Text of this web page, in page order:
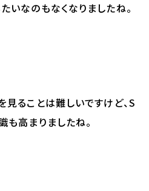
いなのもなくなりましたね。
ることは難しいですけど、S
高まりましたね。